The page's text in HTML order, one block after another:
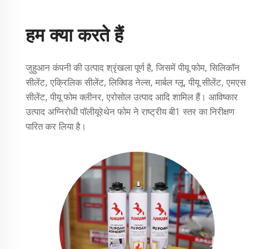
हम क्या करते हैं
जुहुआन कंपनी की उत्पाद श्रृंखला पूर्ण है, जिसमें पीयू फोम, सिलिकॉन
सीलेंट, एक्रिलिक सीलेंट, लिक्विड नेल्स, मार्बल ग्लू, पीयू सीलेंट, एमएस
सीलेंट, पीयू फोम क्लीनर, एरोसोल उत्पाद आदि शामिल हैं। आविष्कार
उत्पाद अग्निरोधी पॉलीयूरेथेन फोम ने राष्ट्रीय बी1 स्तर का निरीक्षण
पारित कर लिया है।